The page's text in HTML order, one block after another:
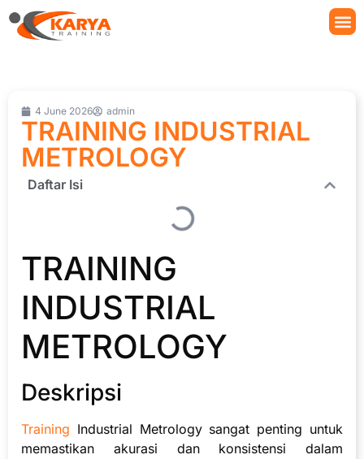
4 June 2026 admin
TRAINING INDUSTRIAL
METROLOGY
Daftar Isi
TRAINING
INDUSTRIAL
METROLOGY
Deskripsi
Training Industrial Metrology sangat penting untuk
memastikan akurasi dan konsistensi dalam